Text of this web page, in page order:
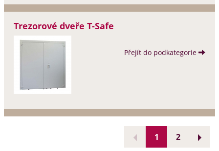
Trezorové dveře T-Safe
Přejít do podkategorie
1 2